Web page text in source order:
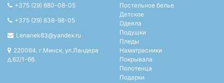
+375 (29) 680-08-05
+375 (29) 838-98-05
Lenanek83@yandex.ru
220064, г.Минск, ул.Ландера
д.62/1-66.
Постельное белье
Детское
Одеяла
Подушки
Пледы
Наматрасники
Покрывала
Полотенца
Подарки